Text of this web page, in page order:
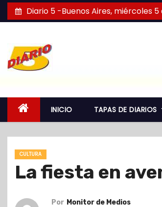
a
Diario 5 -Buenos Aires, miércoles
INICIO TAPAS DE DIARIOS
CULTURA
La fiesta en
Por Monitor de Medios